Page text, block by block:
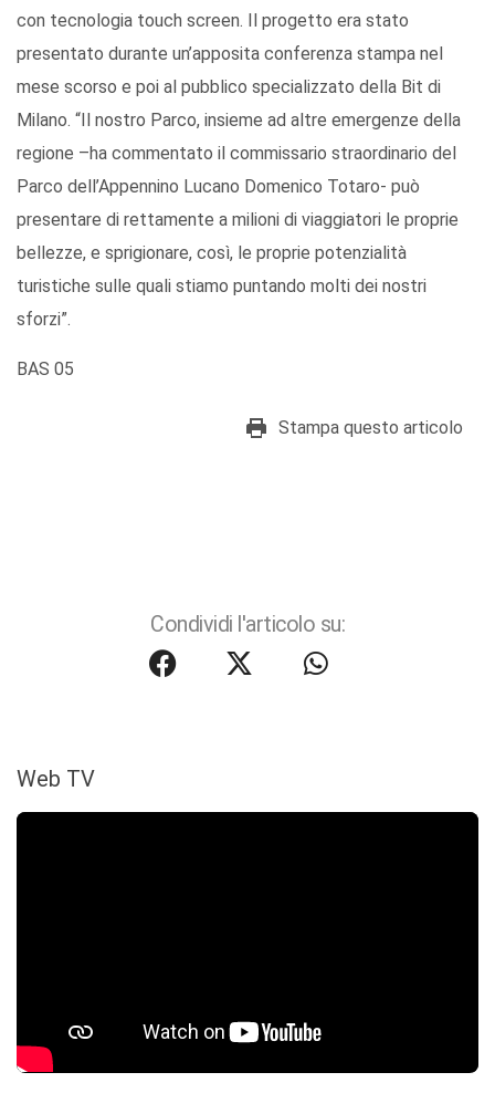
con tecnologia touch screen. Il progetto era stato
presentato durante un’apposita conferenza stampa nel
mese scorso e poi al pubblico specializzato della Bit di
Milano. “Il nostro Parco, insieme ad altre emergenze della
regione –ha commentato il commissario straordinario del
Parco dell’Appennino Lucano Domenico Totaro- può
presentare di rettamente a milioni di viaggiatori le proprie
bellezze, e sprigionare, così, le proprie potenzialità
turistiche sulle quali stiamo puntando molti dei nostri
sforzi”.
BAS 05
Stampa questo articolo
Condividi l'articolo su:
Web TV